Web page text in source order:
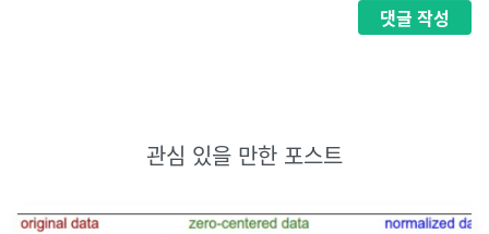
댓글 작성
관심 있을 만한 포스트